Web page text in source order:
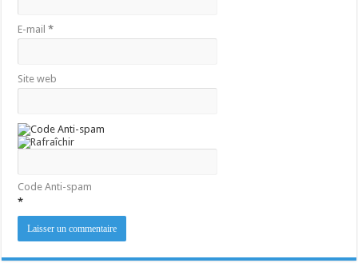
E-mail*
Site web
Code Anti-spam
*